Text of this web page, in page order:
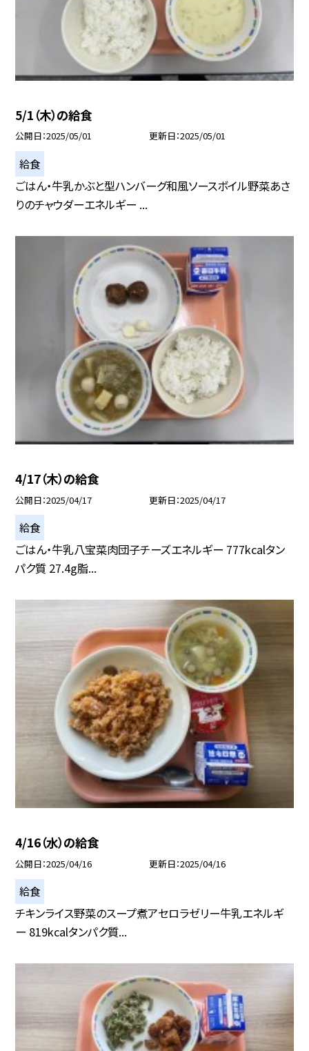
5/1（木）の給食
公開日 2025/05/01 更新日 2025/05/01
給食
ごはん・牛乳かぶと型ハンバーグ和風ソースボイル野菜あさ
りのチャウダーエネルギー ...
4/17（木）の給食
公開日 2025/04/17 更新日 2025/04/17
給食
ごはん・牛乳八宝菜肉団子チーズエネルギー 777kcalタン
パク質 27.4g脂...
4/16（水）の給食
公開日 2025/04/16 更新日 2025/04/16
給食
チキンライス野菜のスープ煮アセロラゼリー牛乳エネルギ
ー 819kcalタンパク質...